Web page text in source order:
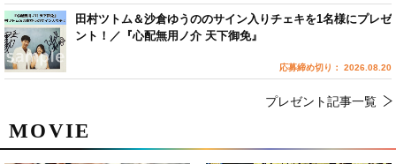
MOVIE
田村ツトム＆沙倉ゆうののサイン入りチェキを1名様にプレゼ
ント！／『心配無用ノ介 天下御免』
応募締め切り： 2026.08.20
プレゼント記事一覧